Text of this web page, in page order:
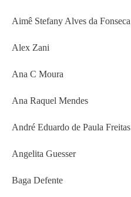
Aimê Stefany Alves da Fonseca
Alex Zani
Ana C Moura
Ana Raquel Mendes
André Eduardo de Paula Freitas
Angelita Guesser
Baga Defente